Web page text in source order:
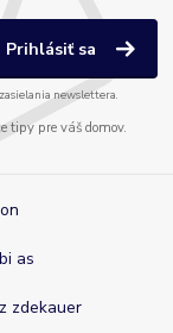
Prihlásiť sa
newslettera.
tipy pre váš domov.